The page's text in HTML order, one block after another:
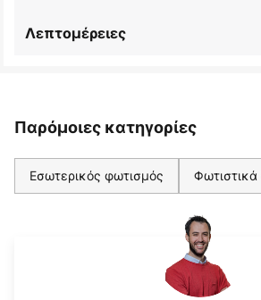
Λεπτομέρειες
Παρόμοιες κατηγορίες
Εσωτερικός φωτισμός